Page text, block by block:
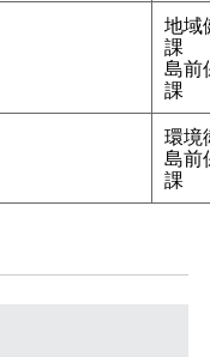
地域
課
島前
課
環境
島前
課